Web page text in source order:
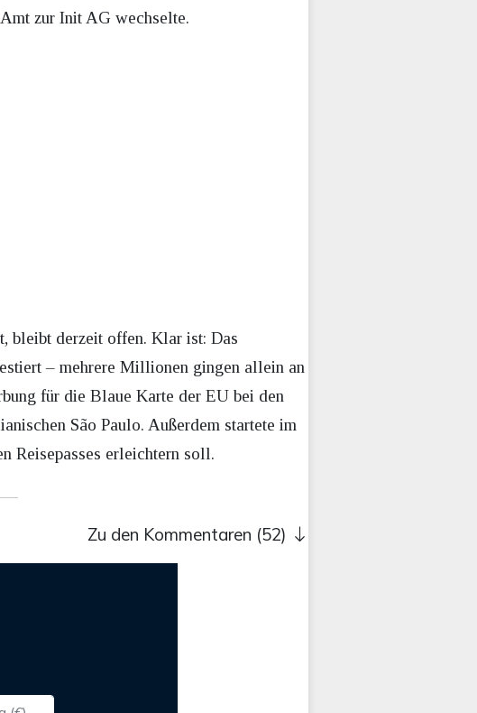
zur Init AG wechselte.
bleibt derzeit offen. Klar ist: Das
– mehrere Millionen gingen allein an
für die Blaue Karte der EU bei den
São Paulo. Außerdem startete im
Reisepasses erleichtern soll.
Zu den Kommentaren (52)